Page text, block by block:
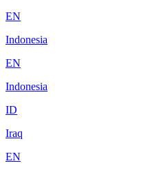
EN
Indonesia
EN
Indonesia
ID
Iraq
EN